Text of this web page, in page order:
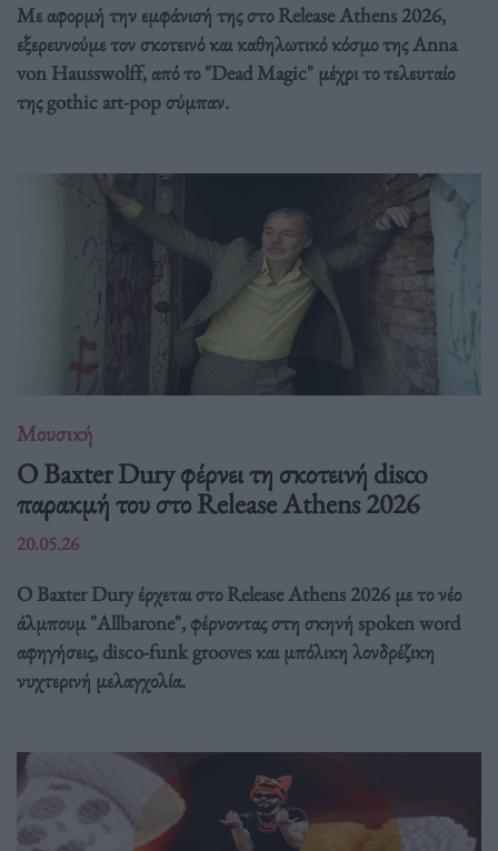
Με αφορμή την εμφάνισή της στο Release Athens 2026,
εξερευνούμε τον σκοτεινό και καθηλωτικό κόσμο της Anna
von Hausswolff, από το "Dead Magic" μέχρι το τελευταίο
της gothic art-pop σύμπαν.
Μουσική
Ο Baxter Dury φέρνει τη σκοτεινή disco
παρακμή του στο Release Athens 2026
20.05.26
Ο Baxter Dury έρχεται στο Release Athens 2026 με το νέο
άλμπουμ "Allbarone", φέρνοντας στη σκηνή spoken word
αφηγήσεις, disco-funk grooves και μπόλικη λονδρέζικη
νυχτερινή μελαγχολία.